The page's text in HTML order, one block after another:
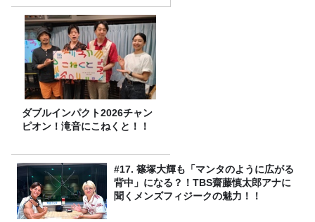
ダブルインパクト2026チャン
ピオン！滝音にこねくと！！
#17. 篠塚大輝も「マンタのように広がる
背中」になる？！TBS齋藤慎太郎アナに
聞くメンズフィジークの魅力！！